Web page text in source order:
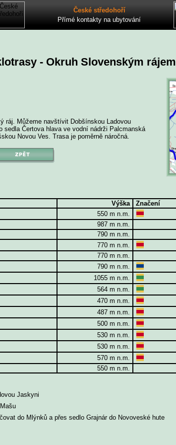
České středohoří
Přímé kontakty na ubytování
- Okruh Slovenským rájem
ráj. Můžeme navštívit Dobšínskou Ladovou
Čertova hlava ve vodní nádrži Palcmanská
Novou Ves. Trasa je poměrně náročná.
Výška Značení
550 m n.m.
987 m n.m.
790 m n.m.
770 m n.m.
770 m n.m.
790 m n.m.
1055 m n.m.
564 m n.m.
470 m n.m.
487 m n.m.
500 m n.m.
530 m n.m.
530 m n.m.
570 m n.m.
550 m n.m.
Jaskyni
do Mlýnků a přes sedlo Grajnár do Novoveské hute